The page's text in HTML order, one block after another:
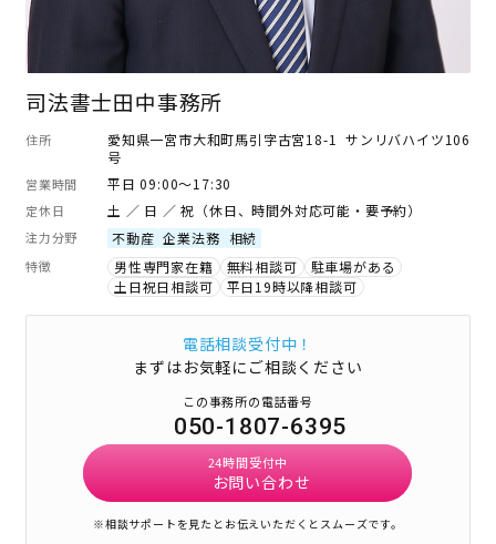
司法書士田中事務所
住所
愛知県一宮市大和町馬引字古宮18-1 サンリバハイツ106
号
営業時間 平日 09:00～17:30
定休日 土 ／ 日 ／ 祝（休日、時間外対応可能・要予約）
注力分野 不動産 企業法務 相続
特徴 男性専門家在籍 無料相談可
駐車場がある
土日祝日相談可
平日19時以降相談可
電話相談受付中！
まずはお気軽にご相談ください
この事務所の電話番号
050-1807-6395
24時間受付中
お問い合わせ
※相談サポートを見たとお伝えいただくとスムーズです。